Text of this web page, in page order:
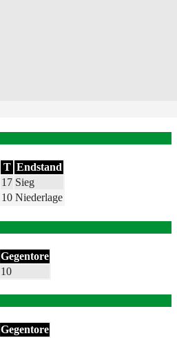
T Endstand
17 Sieg
10 Niederlage
Gegentore
10
Gegentore